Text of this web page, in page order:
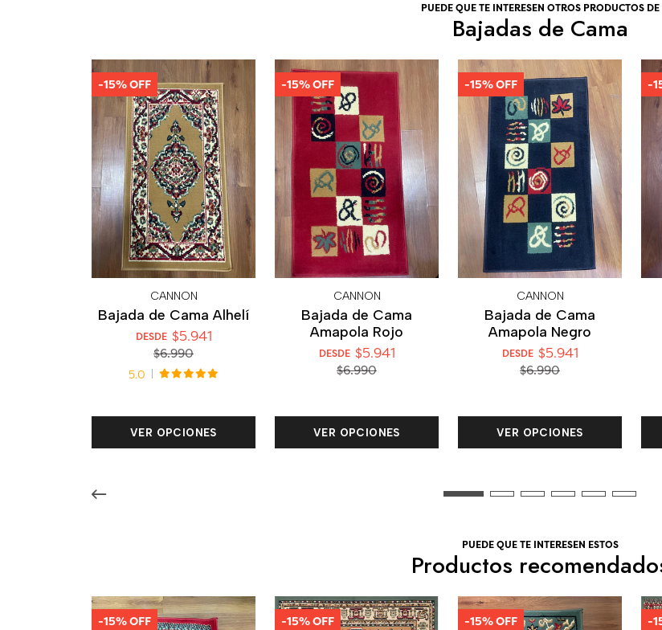
PUEDE QUE TE INTERESEN OTROS PRODUCTOS DE
Bajadas de Cama
-15% OFF
CANNON
Bajada de Cama Alhelí
DESDE $5.941
$6.990
5.0
VER OPCIONES
-15% OFF
CANNON
Bajada de Cama
Amapola Rojo
DESDE $5.941
$6.990
VER OPCIONES
-15% OFF
CANNON
Bajada de Cama
Amapola Negro
DESDE $5.941
$6.990
VER OPCIONES
-
PUEDE QUE TE INTERESEN ESTOS
Productos
-15% OFF -15% OFF -15% OFF -